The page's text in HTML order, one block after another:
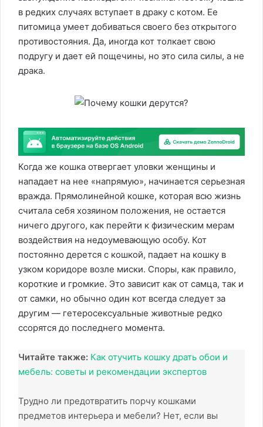
в редких случаях вступает в драку с котом. Ее
питомица умеет добиваться своего без открытого
противостояния. Да, иногда кот толкает свою
подругу и дает ей пощечины, но это сила силы, а не
драка.
Когда же кошка отвергает уловки женщины и
нападает на нее «напрямую», начинается серьезная
вражда. Прямолинейной кошке, которая всю жизнь
считала себя хозяином положения, не остается
ничего другого, как перейти к физическим мерам
воздействия на недоумевающую особу. Кот
постоянно дерется с кошкой, падает на кошку в
узком коридоре возле миски. Споры, как правило,
короткие и громкие. Это зависит как от самца, так и
от самки, но обычно один кот всегда следует за
другим — гетеросексуальные животные редко
ссорятся до последнего момента.
Читайте также: Как отучить кошку драть обои и
мебель: советы и рекомендации экспертов
Трудно ли предотвратить порчу кошками
предметов интерьера и мебели? Нет, если вы